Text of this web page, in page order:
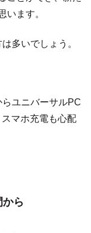
います。
多いでしょう。
ユニバーサルPC
マホ充電も心配
ら